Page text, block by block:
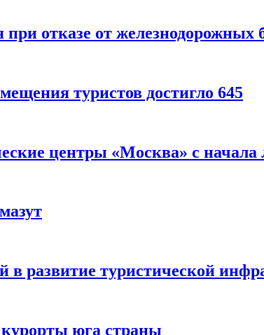
отказе от железнодорожных
туристов достигло 645
центры «Москва» с начала
развитие туристической
юга страны